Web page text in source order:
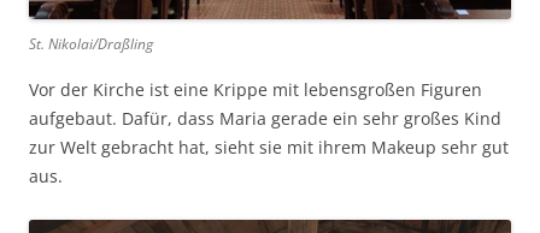
St. Nikolai/Draßling
Vor der Kirche ist eine Krippe mit lebensgroßen Figuren
aufgebaut. Dafür, dass Maria gerade ein sehr großes Kind
zur Welt gebracht hat, sieht sie mit ihrem Makeup sehr gut
aus.